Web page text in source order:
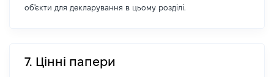
об'єкти для декларування в цьому розділі.
7. Цінні папери